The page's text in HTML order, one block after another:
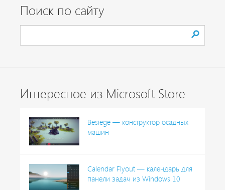
Поиск по сайту
Интересное из Microsoft Store
Besiege — конструктор осадных
машин
Calendar Flyout — календарь для
панели задач из Windows 10